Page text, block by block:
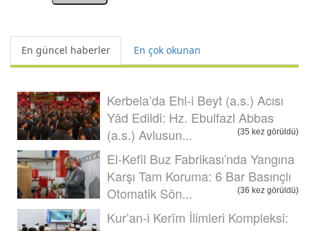
En güncel haberler En çok okunan
Kerbela’da Ehl-i Beyt (a.s.) Acısı
Yâd Edildi: Hz. Ebulfazl Abbas
(a.s.) Avlusun...
(35 kez görüldü)
El-Kefîl Buz Fabrikası'nda Yangına
Karşı Tam Koruma: 6 Bar Basınçlı
Otomatik Sön...
(36 kez görüldü)
Kur’an-i Kerîm İlimleri Kompleksi: